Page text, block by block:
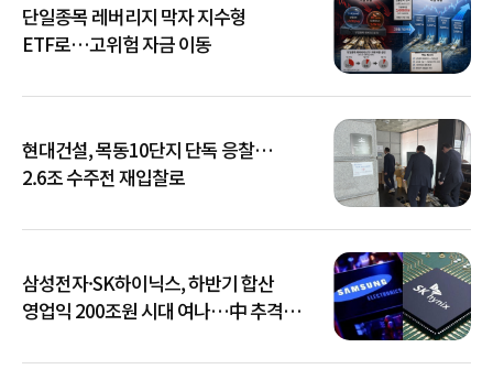
단일종목 레버리지 막자 지수형
ETF로…고위험 자금 이동
현대건설, 목동10단지 단독 응찰…
2.6조 수주전 재입찰로
삼성전자·SK하이닉스, 하반기 합산
영업익 200조원 시대 여나…中 추격은